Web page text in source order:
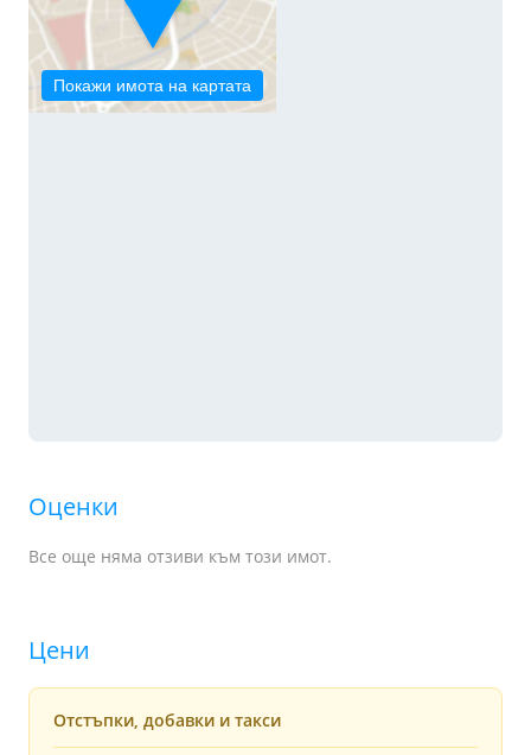
Покажи имота на картата
Оценки
Все още няма отзиви към този имот.
Цени
Отстъпки, добавки и такси